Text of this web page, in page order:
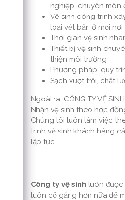
nghiệp, chuyên môn
Vệ sinh công trình
loại vết bẩn ở mọi
Thời gian vệ sinh
Thiết bị vệ sinh
thiện môi trường
Phương pháp, quy
Sạch vượt trội, chất
Ngoài ra, CÔNG TY VỆ
Nhận vệ sinh theo hợp
Chúng tôi luôn làm việc
trình vệ sinh khách hàng
lập tức.
Công ty vệ sinh luôn được
luôn cố gắng hơn nữa để